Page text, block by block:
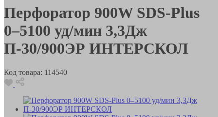
Перфоратор 900W SDS-Plus
0–5100 уд/мин 3,3Дж
П-30/900ЭР ИНТЕРСКОЛ
Код товара: 114540